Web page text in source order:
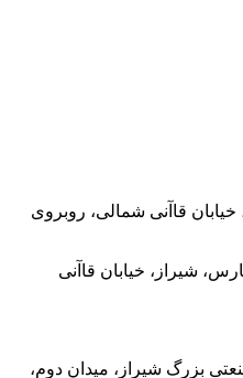
قاآنی شمالی، روبروی
شیراز، خیابان قاآنی
بزرگ شیراز، میدان دوم،